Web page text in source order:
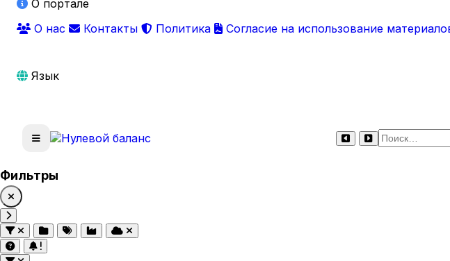
О портале
О нас
Контакты Политика Согласие на использование
Язык
Поиск по
Фильтры